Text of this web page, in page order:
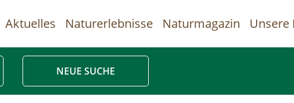
Direkt
Hauptnavigation
Aktuelles Naturerlebnisse Naturmagazin Unsere
NEUE SUCHE